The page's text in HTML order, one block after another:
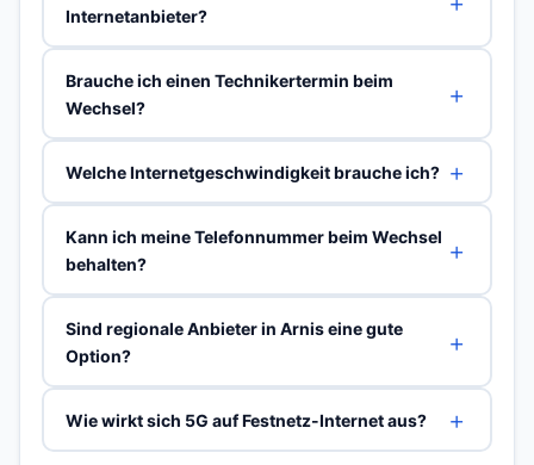
Internetanbieter?
Brauche ich einen Technikertermin beim
Wechsel?
Welche Internetgeschwindigkeit brauche ich?
Kann ich meine Telefonnummer beim Wechsel
behalten?
Sind regionale Anbieter in Arnis eine gute
Option?
Wie wirkt sich 5G auf Festnetz-Internet aus?